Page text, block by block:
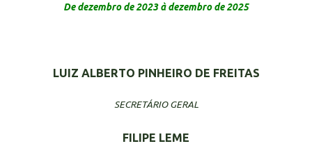
De dezembro de 2023 à dezembro de 2025
LUIZ ALBERTO PINHEIRO DE FREITAS
SECRETÁRIO GERAL
FILIPE LEME